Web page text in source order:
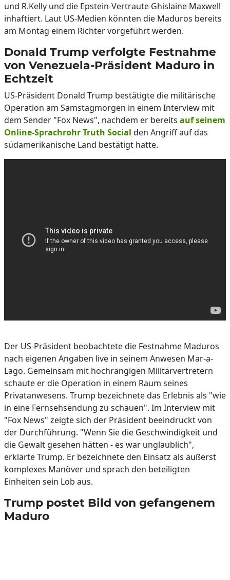
und R.Kelly und die Epstein-Vertraute Ghislaine Maxwell
inhaftiert. Laut US-Medien könnten die Maduros bereits
am Montag einem Richter vorgeführt werden.
Donald Trump verfolgte Festnahme
von Venezuela-Präsident Maduro in
Echtzeit
US-Präsident Donald Trump bestätigte die militärische
Operation am Samstagmorgen in einem Interview mit
dem Sender "Fox News", nachdem er bereits auf seinem
Online-Sprachrohr Truth Social den Angriff auf das
südamerikanische Land bestätigt hatte.
Der US-Präsident beobachtete die Festnahme Maduros
nach eigenen Angaben live in seinem Anwesen Mar-a-
Lago. Gemeinsam mit hochrangigen Militärvertretern
schaute er die Operation in einem Raum seines
Privatanwesens. Trump bezeichnete das Erlebnis als "wie
in eine Fernsehsendung zu schauen". Im Interview mit
"Fox News" zeigte sich der Präsident beeindruckt von
der Durchführung. "Wenn Sie die Geschwindigkeit und
die Gewalt gesehen hätten - es war unglaublich",
erklärte Trump. Er bezeichnete den Einsatz als äußerst
komplexes Manöver und sprach den beteiligten
Einheiten sein Lob aus.
Trump postet Bild von gefangenem
Maduro